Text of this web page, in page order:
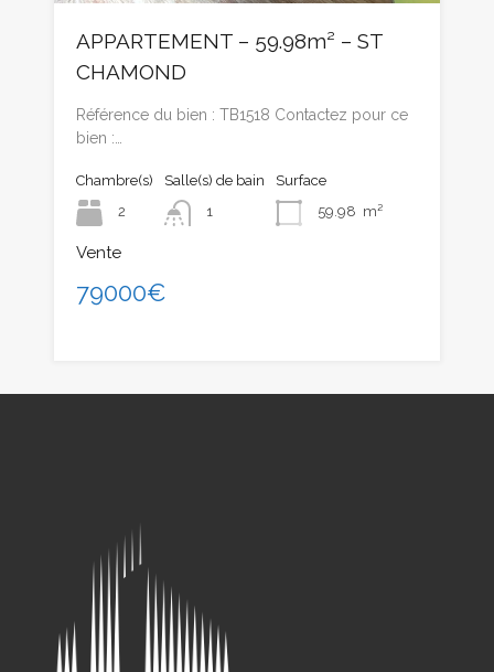
APPARTEMENT – 59.98m² – ST
CHAMOND
Référence du bien : TB1518 Contactez pour ce
bien :…
Chambre(s)
2
Salle(s) de bain
1
Surface
59.98 m²
Vente
79000€